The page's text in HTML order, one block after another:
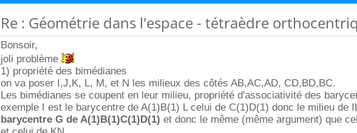
Re : Géométrie dans l'espace - tétraèdre
Bonsoir,
joli problème
1) propriété des bimédianes
on va poser I,J,K, L, M, et N les milieux des côtés AB,AC,AD, CD,BD,BC.
Les bimédianes se coupent en leur milieu, propriété d'associativité des
exemple I est le barycentre de A(1)B(1) L celui de C(1)D(1) donc le milieu de
barycentre G de A(1)B(1)C(1)D(1) et donc le même (même argument) que